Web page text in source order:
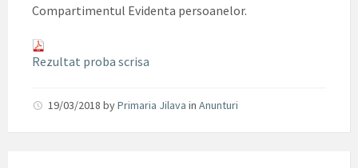
Compartimentul Evidenta persoanelor.
Rezultat proba scrisa
19/03/2018 byPrimaria Jilava in Anunturi